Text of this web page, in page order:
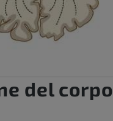
del corpo